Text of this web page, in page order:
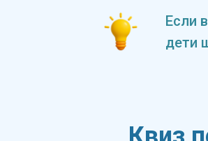
Если
дети